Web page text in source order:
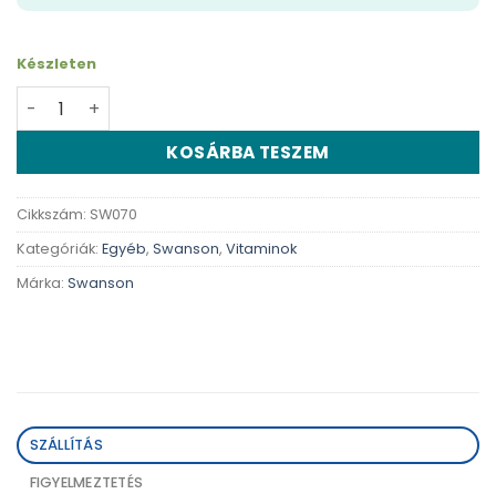
Készleten
Swanson L-proline - 100 db kapszula mennyiség
KOSÁRBA TESZEM
Cikkszám: SW070
Kategóriák: Egyéb, Swanson, Vitaminok
Márka: Swanson
SZÁLLÍTÁS
FIGYELMEZTETÉS